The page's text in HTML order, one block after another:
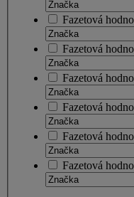
Fazetová
Fazetová
Fazetová
Fazetová
Fazetová
Fazetová